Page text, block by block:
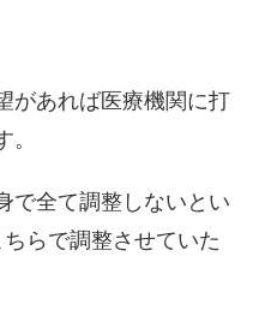
があれば医療機関に打
で全て調整しないとい
らで調整させていた